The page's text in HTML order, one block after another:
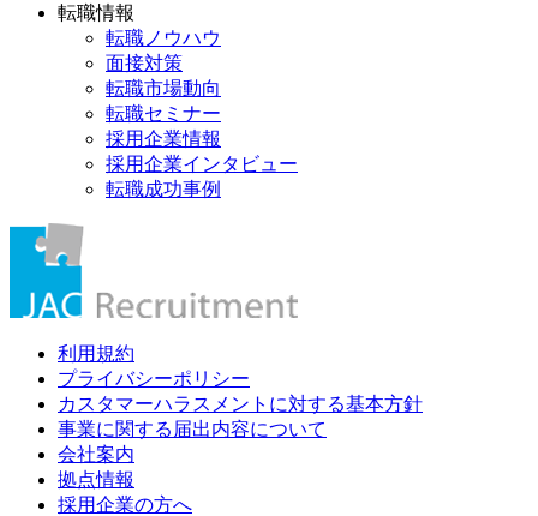
転職情報
転職ノウハウ
面接対策
転職市場動向
転職セミナー
採用企業情報
採用企業インタビュー
転職成功事例
利用規約
プライバシーポリシー
カスタマーハラスメントに対する基本方針
事業に関する届出内容について
会社案内
拠点情報
採用企業の方へ